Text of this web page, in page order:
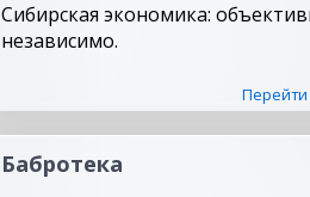
Сибирская экономика:
независимо.
Перейти
Бабротека